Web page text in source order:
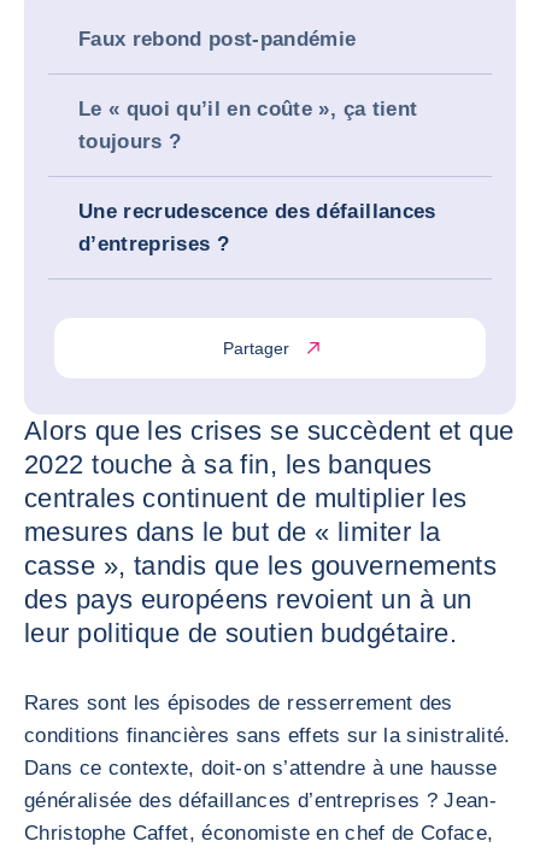
Faux rebond post-pandémie
Le « quoi qu’il en coûte », ça tient
toujours ?
Une recrudescence des défaillances
d’entreprises ?
Partager
Alors que les crises se succèdent et que
2022 touche à sa fin, les banques
centrales continuent de multiplier les
mesures dans le but de « limiter la
casse », tandis que les gouvernements
des pays européens revoient un à un
leur politique de soutien budgétaire.
Rares sont les épisodes de resserrement des
conditions financières sans effets sur la sinistralité.
Dans ce contexte, doit-on s’attendre à une hausse
généralisée des défaillances d’entreprises ? Jean-
Christophe Caffet, économiste en chef de Coface,